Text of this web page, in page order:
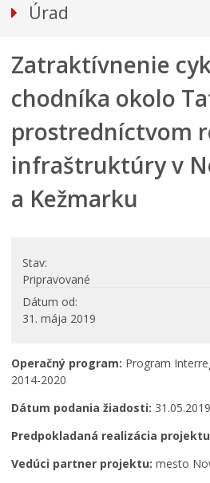
Úrad
Prednosta
Sekcie úradu
Životné situácie
Úradná tabuľa
Projekty mesta
Operačný program kvalita
Operačný program ľudské zdroje
Prešovský samosprávny kraj –
2020
Program Interreg Poľsko –
Program Slovensko 2021 – 2027
Program rozvoja vidieka SR
Fond na podporu umenia
Zatraktívnenie
chodníka okolo
prostredníctvom
infraštruktúry v
a Kežmarku
Stav
Pripravované
Dátum od
31. mája 2019
Operačný program: Program
2014-2020
Dátum podania žiadosti: 31.05.2019
Predpokladaná realizácia
Vedúci partner projektu: mesto